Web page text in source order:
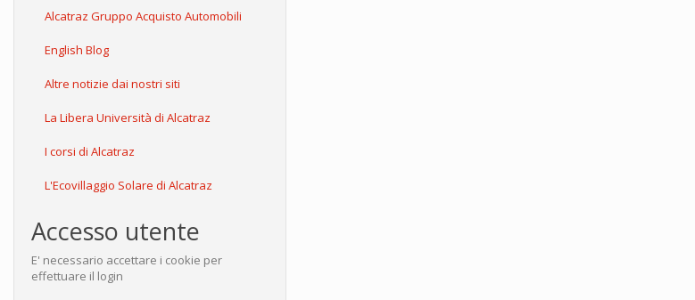
Alcatraz Gruppo Acquisto Automobili
English Blog
Altre notizie dai nostri siti
La Libera Università di Alcatraz
I corsi di Alcatraz
L'Ecovillaggio Solare di Alcatraz
Accesso utente
E' necessario accettare i cookie per
effettuare il login